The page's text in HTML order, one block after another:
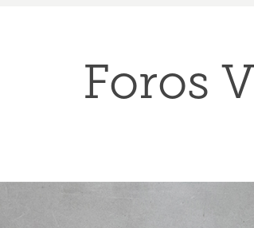
Foros